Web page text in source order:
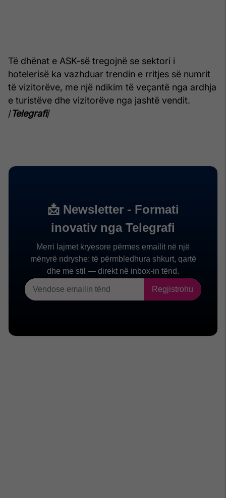
Të dhënat e ASK-së tregojnë se sektori i
hotelerisë ka vazhduar trendin e rritjes së numrit
të vizitorëve, me një ndikim të veçantë nga ardhja
e turistëve dhe vizitorëve nga jashtë vendit.
/Telegrafi/